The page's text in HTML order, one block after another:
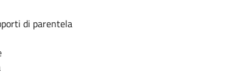
di parentela